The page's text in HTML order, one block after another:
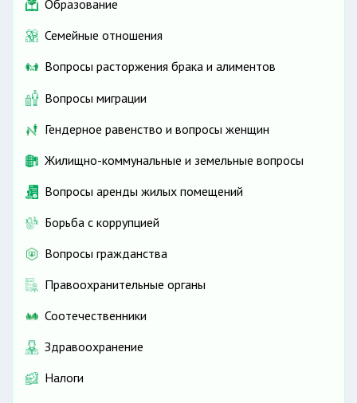
Образование
Семейные отношения
Вопросы расторжения брака и алиментов
Вопросы миграции
Гендерное равенство и вопросы женщин
Жилищно-коммунальные и земельные вопросы
Вопросы аренды жилых помещений
Борьба с коррупцией
Вопросы гражданства
Правоохранительные органы
Соотечественники
Здравоохранение
Налоги